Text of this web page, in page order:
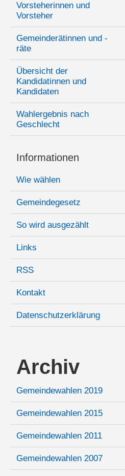
Vorsteherinnen und
Vorsteher
Gemeinderätinnen und -
räte
Übersicht der
Kandidatinnen und
Kandidaten
Wahlergebnis nach
Geschlecht
Informationen
Wie wählen
Gemeindegesetz
So wird ausgezählt
Links
RSS
Kontakt
Datenschutzerklärung
Archiv
Gemeindewahlen 2019
Gemeindewahlen 2015
Gemeindewahlen 2011
Gemeindewahlen 2007